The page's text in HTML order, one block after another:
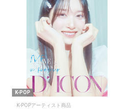
K-POP
K-POPアーティスト商品